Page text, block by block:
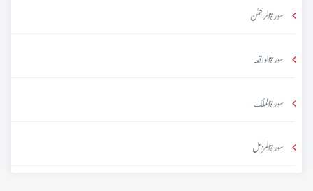
سورۃ الرحمٰن
سورۃ الواقعہ
سورۃ الملک
سورۃ المزمل